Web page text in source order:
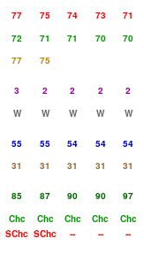
77 75 74 73 71
72 71 71 70 70
77
75
3 2 2 2 2
W W W W W
55 55 54 54 54
31 31 31 31 31
85 87 90 90 97
Chc Chc Chc Chc Chc
SChc SChc -- -- --